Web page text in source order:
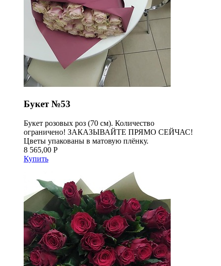
Букет №53
Букет розовых роз (70 см). Количество
ограничено! ЗАКАЗЫВАЙТЕ ПРЯМО СЕЙЧАС!
Цветы упакованы в матовую плёнку.
8 565,00 Р
Купить